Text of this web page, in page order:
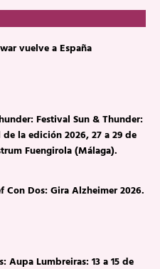
vuelve a España
Festival Sun & Thunder:
la edición 2026, 27 a 29 de
Fuengirola (Málaga).
Con Dos: Gira Alzheimer 2026.
Aupa Lumbreiras: 13 a 15 de